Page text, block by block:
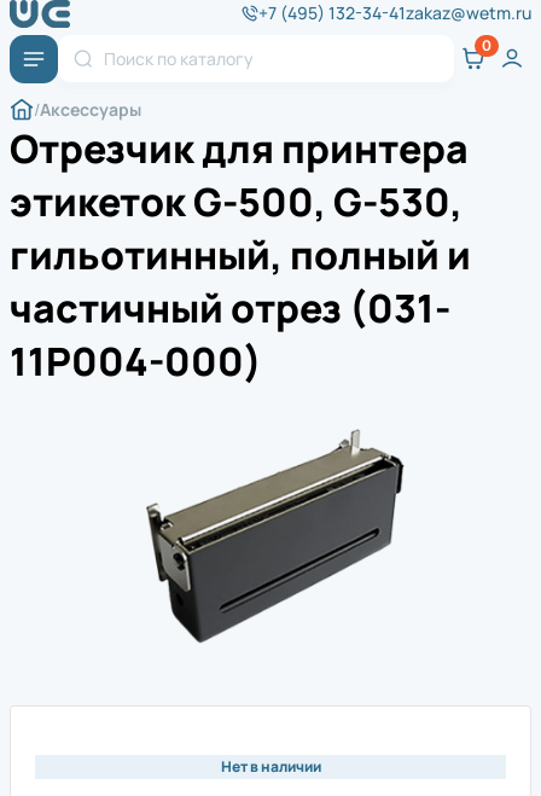
+7 (495) 132-34-41zakaz@wetm.ru
Аксессуары
Отрезчик для принтера
этикеток G-500, G-530,
гильотинный, полный и
частичный отрез (031-
11P004-000)
Нет в наличии